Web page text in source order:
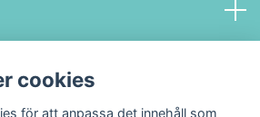
cookies
för att anpassa det innehåll som